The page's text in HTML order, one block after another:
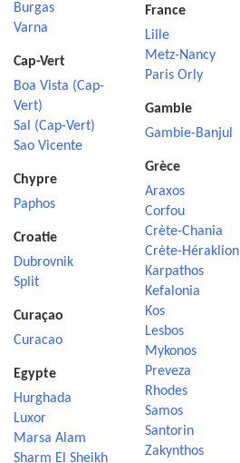
Burgas
Varna
Cap-Vert
Boa Vista (Cap-
Vert)
Sal (Cap-Vert)
Sao Vicente
Chypre
Paphos
Croatie
Dubrovnik
Split
Curaçao
Curacao
Egypte
Hurghada
Luxor
Marsa Alam
Sharm El Sheikh
France
Lille
Metz-Nancy
Paris Orly
Gambie
Gambie-Banjul
Grèce
Araxos
Corfou
Crète-Chania
Crète-Héraklion
Karpathos
Kefalonia
Kos
Lesbos
Mykonos
Preveza
Rhodes
Samos
Santorin
Zakynthos